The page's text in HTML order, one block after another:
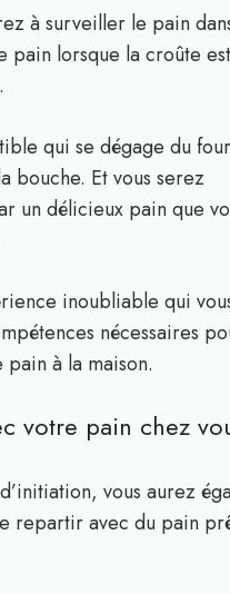
à surveiller le pain
pain lorsque la croûte
qui se dégage du
bouche. Et vous serez
un délicieux pain que
inoubliable qui
nécessaires
à la maison.
votre pain chez
vous aurez
repartir avec du pain